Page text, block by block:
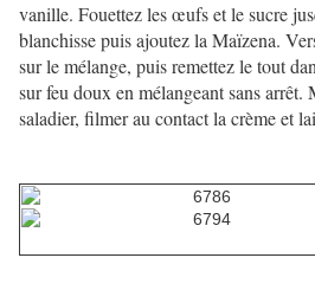
vanille. Fouettez les œufs et le sucre
blanchisse puis ajoutez la Maïzena.
sur le mélange, puis remettez le tout
sur feu doux en mélangeant sans arrêt.
saladier, filmer au contact la crème et